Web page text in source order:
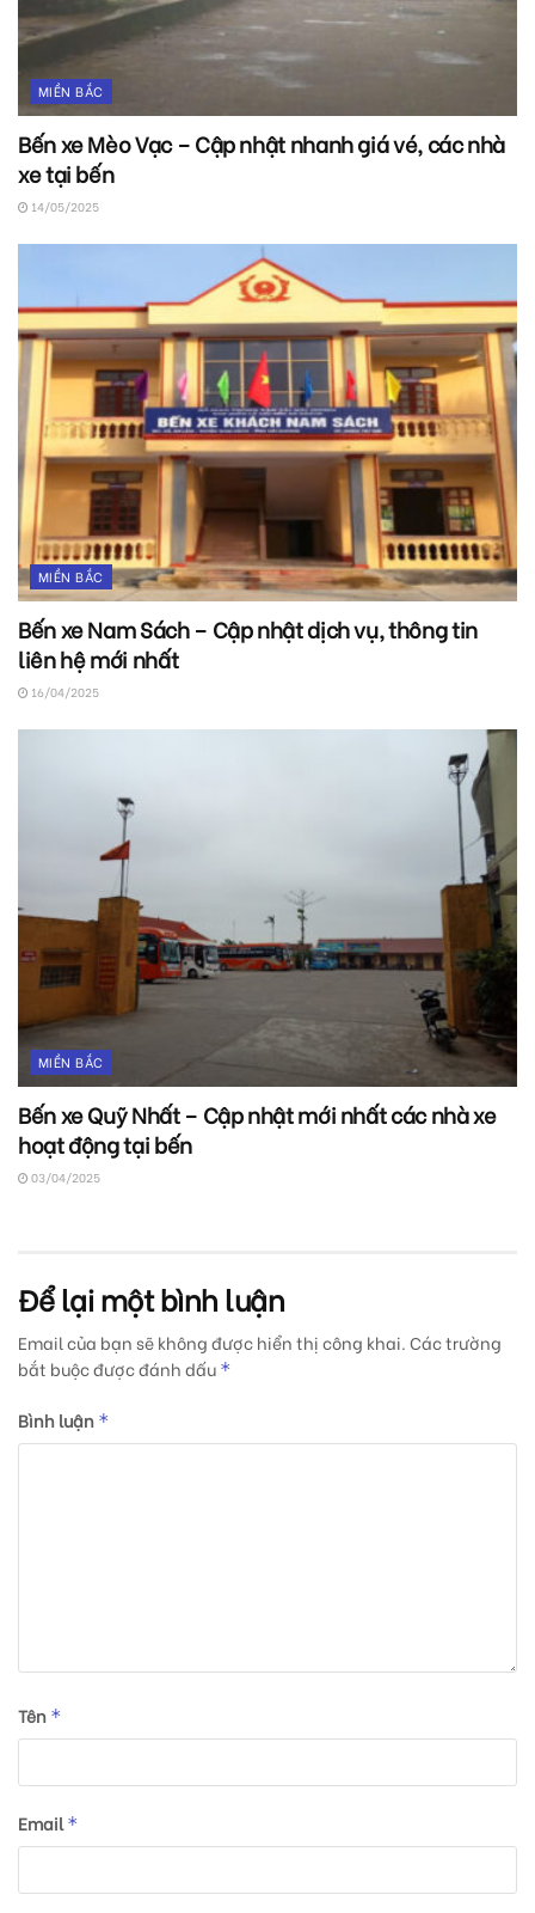
MIỀN BẮC
Bến xe Mèo Vạc – Cập nhật nhanh giá vé, các nhà
xe tại bến
14/05/2025
MIỀN BẮC
Bến xe Nam Sách – Cập nhật dịch vụ, thông tin
liên hệ mới nhất
16/04/2025
MIỀN BẮC
Bến xe Quỹ Nhất – Cập nhật mới nhất các nhà xe
hoạt động tại bến
03/04/2025
Để lại một bình luận
Email của bạn sẽ không được hiển thị công khai.Các trường
bắt buộc được đánh dấu *
Bình luận *
Tên *
Email*